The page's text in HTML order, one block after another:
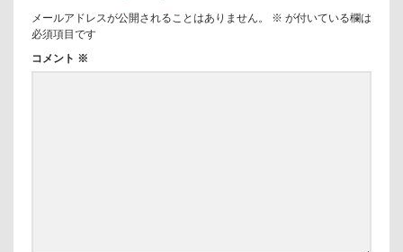
メールアドレスが公開されることはありません。 ※ が付いている欄は
必須項目です
コメント ※